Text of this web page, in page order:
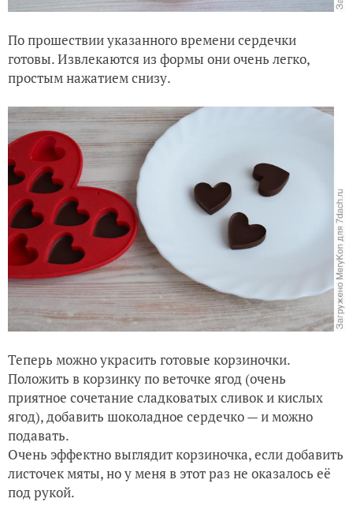
По прошествии указанного времени сердечки
готовы. Извлекаются из формы они очень легко,
простым нажатием снизу.
Теперь можно украсить готовые корзиночки.
Положить в корзинку по веточке ягод (очень
приятное сочетание сладковатых сливок и кислых
ягод), добавить шоколадное сердечко — и можно
подавать.
Очень эффектно выглядит корзиночка, если добавить
листочек мяты, но у меня в этот раз не оказалось её
под рукой.